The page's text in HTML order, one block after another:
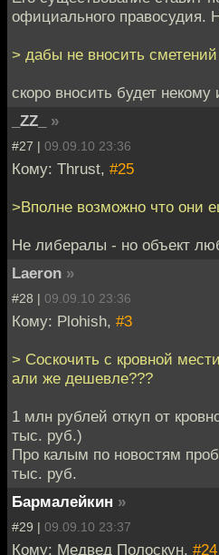
официального правосудия.
> дабы не вносить
скоро вносить будет некому
_ZZ_
»
#27 | 09.09.10 23:36
Кому: Thrust, #25
>Вполне возможно что они
Не либералы - но объект
Laeron »
#28 | 09.09.10 23:36
Кому: Plohish, #3
> Соскочить с кровной
али же дешевле???
1 млн рублей откуп от
тыс. руб.)
Про калым по новостям
тыс. руб.
Бармалейкин »
#29 | 09.09.10 23:37
Кому: Медвед Полоскун, #24